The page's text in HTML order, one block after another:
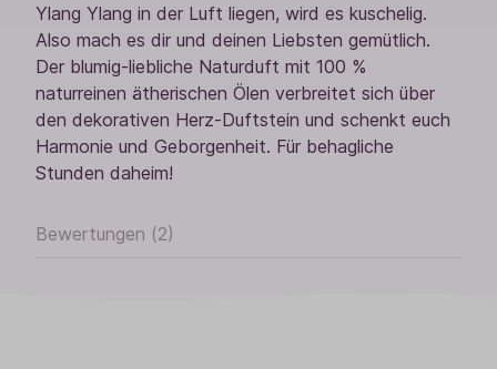
Ylang Ylang in der Luft liegen, wird es kuschelig.
Also mach es dir und deinen Liebsten gemütlich.
Der blumig-liebliche Naturduft mit 100 %
naturreinen ätherischen Ölen verbreitet sich über
den dekorativen Herz-Duftstein und schenkt euch
Harmonie und Geborgenheit. Für behagliche
Stunden daheim!
Bewertungen (2)